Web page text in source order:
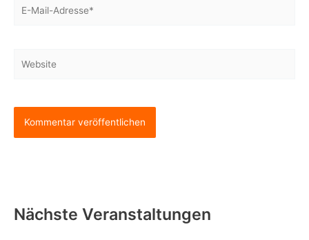
Mail-
Nächste Veranstaltungen